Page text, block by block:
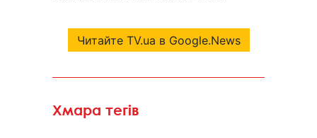
Читайте TV.ua в Google.News
Хмара тегів